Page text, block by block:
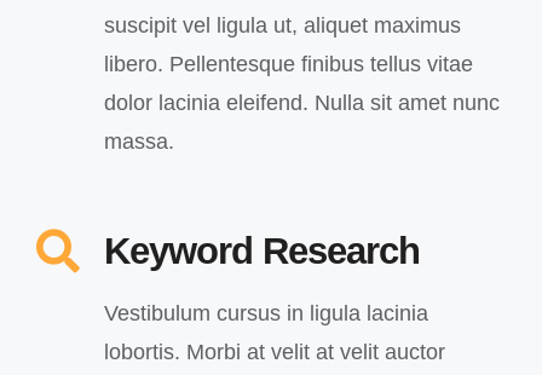
suscipit vel ligula ut, aliquet maximus
libero. Pellentesque finibus tellus vitae
dolor lacinia eleifend. Nulla sit amet nunc
massa.
Keyword Research
Vestibulum cursus in ligula lacinia
lobortis. Morbi at velit at velit auctor